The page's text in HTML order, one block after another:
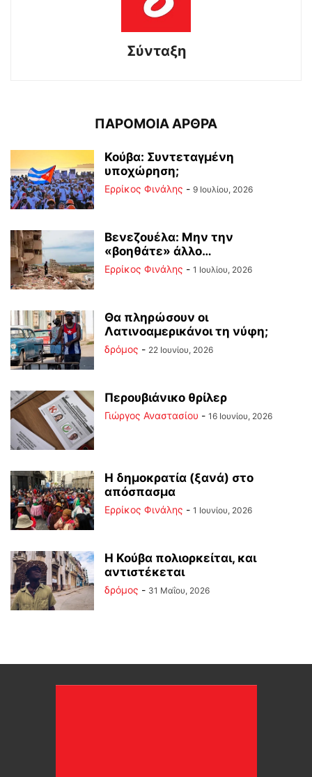
Σύνταξη
ΠΑΡΟΜΟΙΑ ΑΡΘΡΑ
Κούβα: Συντεταγμένη
υποχώρηση;
Ερρίκος Φινάλης - 9 Ιουλίου, 2026
Βενεζουέλα: Μην την
«βοηθάτε» άλλο…
Ερρίκος Φινάλης - 1 Ιουλίου, 2026
Θα πληρώσουν οι
Λατινοαμερικάνοι τη νύφη;
δρόμος - 22 Ιουνίου, 2026
Περουβιάνικο θρίλερ
Γιώργος Αναστασίου - 16 Ιουνίου, 2026
Η δημοκρατία (ξανά) στο
απόσπασμα
Ερρίκος Φινάλης - 1 Ιουνίου, 2026
Η Κούβα πολιορκείται, και
αντιστέκεται
δρόμος - 31 Μαΐου, 2026